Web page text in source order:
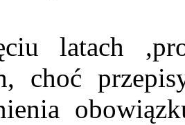
latach
choć